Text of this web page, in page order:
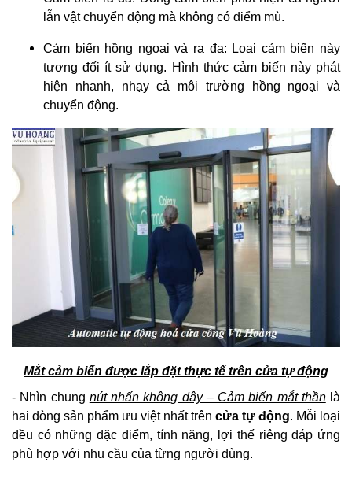
lẫn vật chuyển động mà không có điểm mù.
Cảm biến hồng ngoại và ra đa: Loại cảm biến này
tương đối ít sử dụng. Hình thức cảm biến này phát
hiện nhanh, nhạy cả môi trường hồng ngoại và
chuyển động.
Mắt cảm biến được lắp đặt thực tế trên cửa tự động
- Nhìn chung nút nhấn không dây – Cảm biến mắt thầnlà
hai dòng sản phẩm ưu việt nhất trên cửa tự động. Mỗi loại
đều có những đặc điểm, tính năng, lợi thế riêng đáp ứng
phù hợp với nhu cầu của từng người dùng.